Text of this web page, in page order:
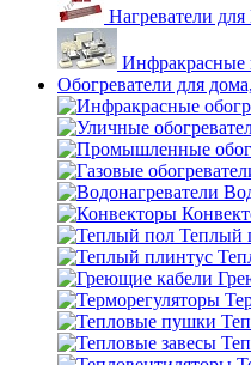
Нагреватели
Инфракрасные
Обогреватели для
Теплый